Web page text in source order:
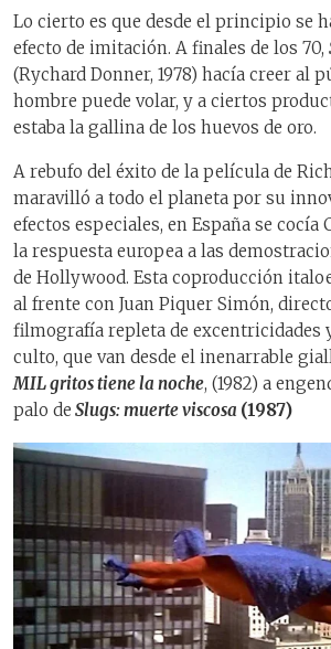
Lo cierto es que desde el principio se
efecto de imitación. A finales de los 70,
(Rychard Donner, 1978) hacía creer al
hombre puede volar, y a ciertos
estaba la gallina de los huevos de oro.
A rebufo del éxito de la película de
maravilló a todo el planeta por su
efectos especiales, en España se cocía
la respuesta europea a las
de Hollywood. Esta coproducción
al frente con Juan Piquer Simón,
filmografía repleta de excentricidades
culto, que van desde el inenarrable
MIL gritos tiene la noche, (1982) a
palo de Slugs: muerte viscosa (1987)